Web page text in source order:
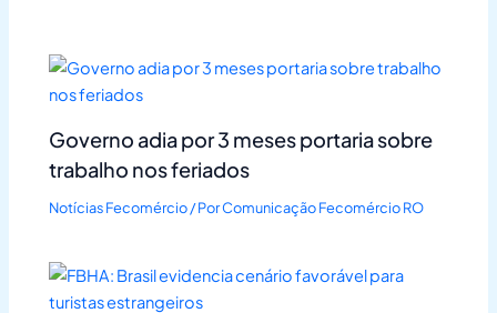
Governo adia por 3 meses portaria sobre
trabalho nos feriados
Notícias Fecomércio/ PorComunicação Fecomércio RO